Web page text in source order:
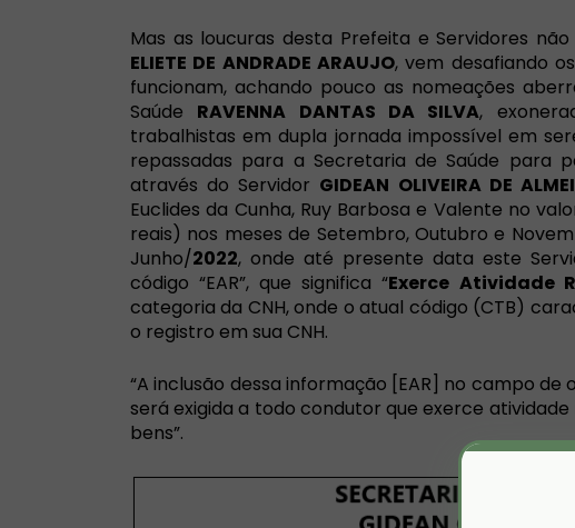
Mas as loucuras desta Prefeita e Servidores
ELIETE DE ANDRADE ARAUJO, vem desafiando
funcionam, achando pouco as nomeações
Saúde RAVENNA DANTAS DA SILVA,
trabalhistas em dupla jornada impossível em
repassadas para a Secretaria de Saúde para
através do Servidor GIDEAN OLIVEIRA DE
Euclides da Cunha, Ruy Barbosa e Valente no
reais) nos meses de Setembro, Outubro e
Junho/2022, onde até presente data este
código “EAR”, que significa “Exerce Atividade
categoria da CNH, onde o atual código (CTB)
o registro em sua CNH.
“A inclusão dessa informação [EAR] no campo
será exigida a todo condutor que exerce
bens”.